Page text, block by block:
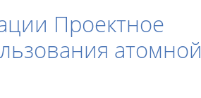
Проектное
атомной